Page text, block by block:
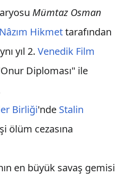
Mümtaz Osman
Nâzım Hikmettarafından
yıl 2. Venedik Film
Diploması" ile
Birliği'nde Stalin
ölüm cezasına
en büyük savaş gemisi